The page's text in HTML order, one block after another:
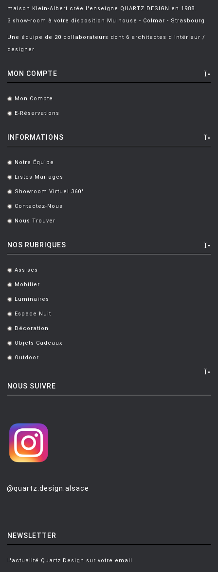
maison Klein-Albert crée l'enseigne QUARTZ DESIGN en 1988.
3 show-room à votre disposition Mulhouse - Colmar - Strasbourg
Une équipe de 20 collaborateurs dont 6 architectes d'intérieur /
designer
MON COMPTE
. Mon Compte
. E-Réservations
INFORMATIONS
. Notre Équipe
. Listes Mariages
. Showroom Virtuel 360°
. Contactez-Nous
. Nous Trouver
NOS RUBRIQUES
. Assises
. Mobilier
. Luminaires
. Espace Nuit
. Décoration
. Objets Cadeaux
. Outdoor
NOUS SUIVRE
@quartz.design.alsace
NEWSLETTER
L'actualité Quartz Design sur votre email.